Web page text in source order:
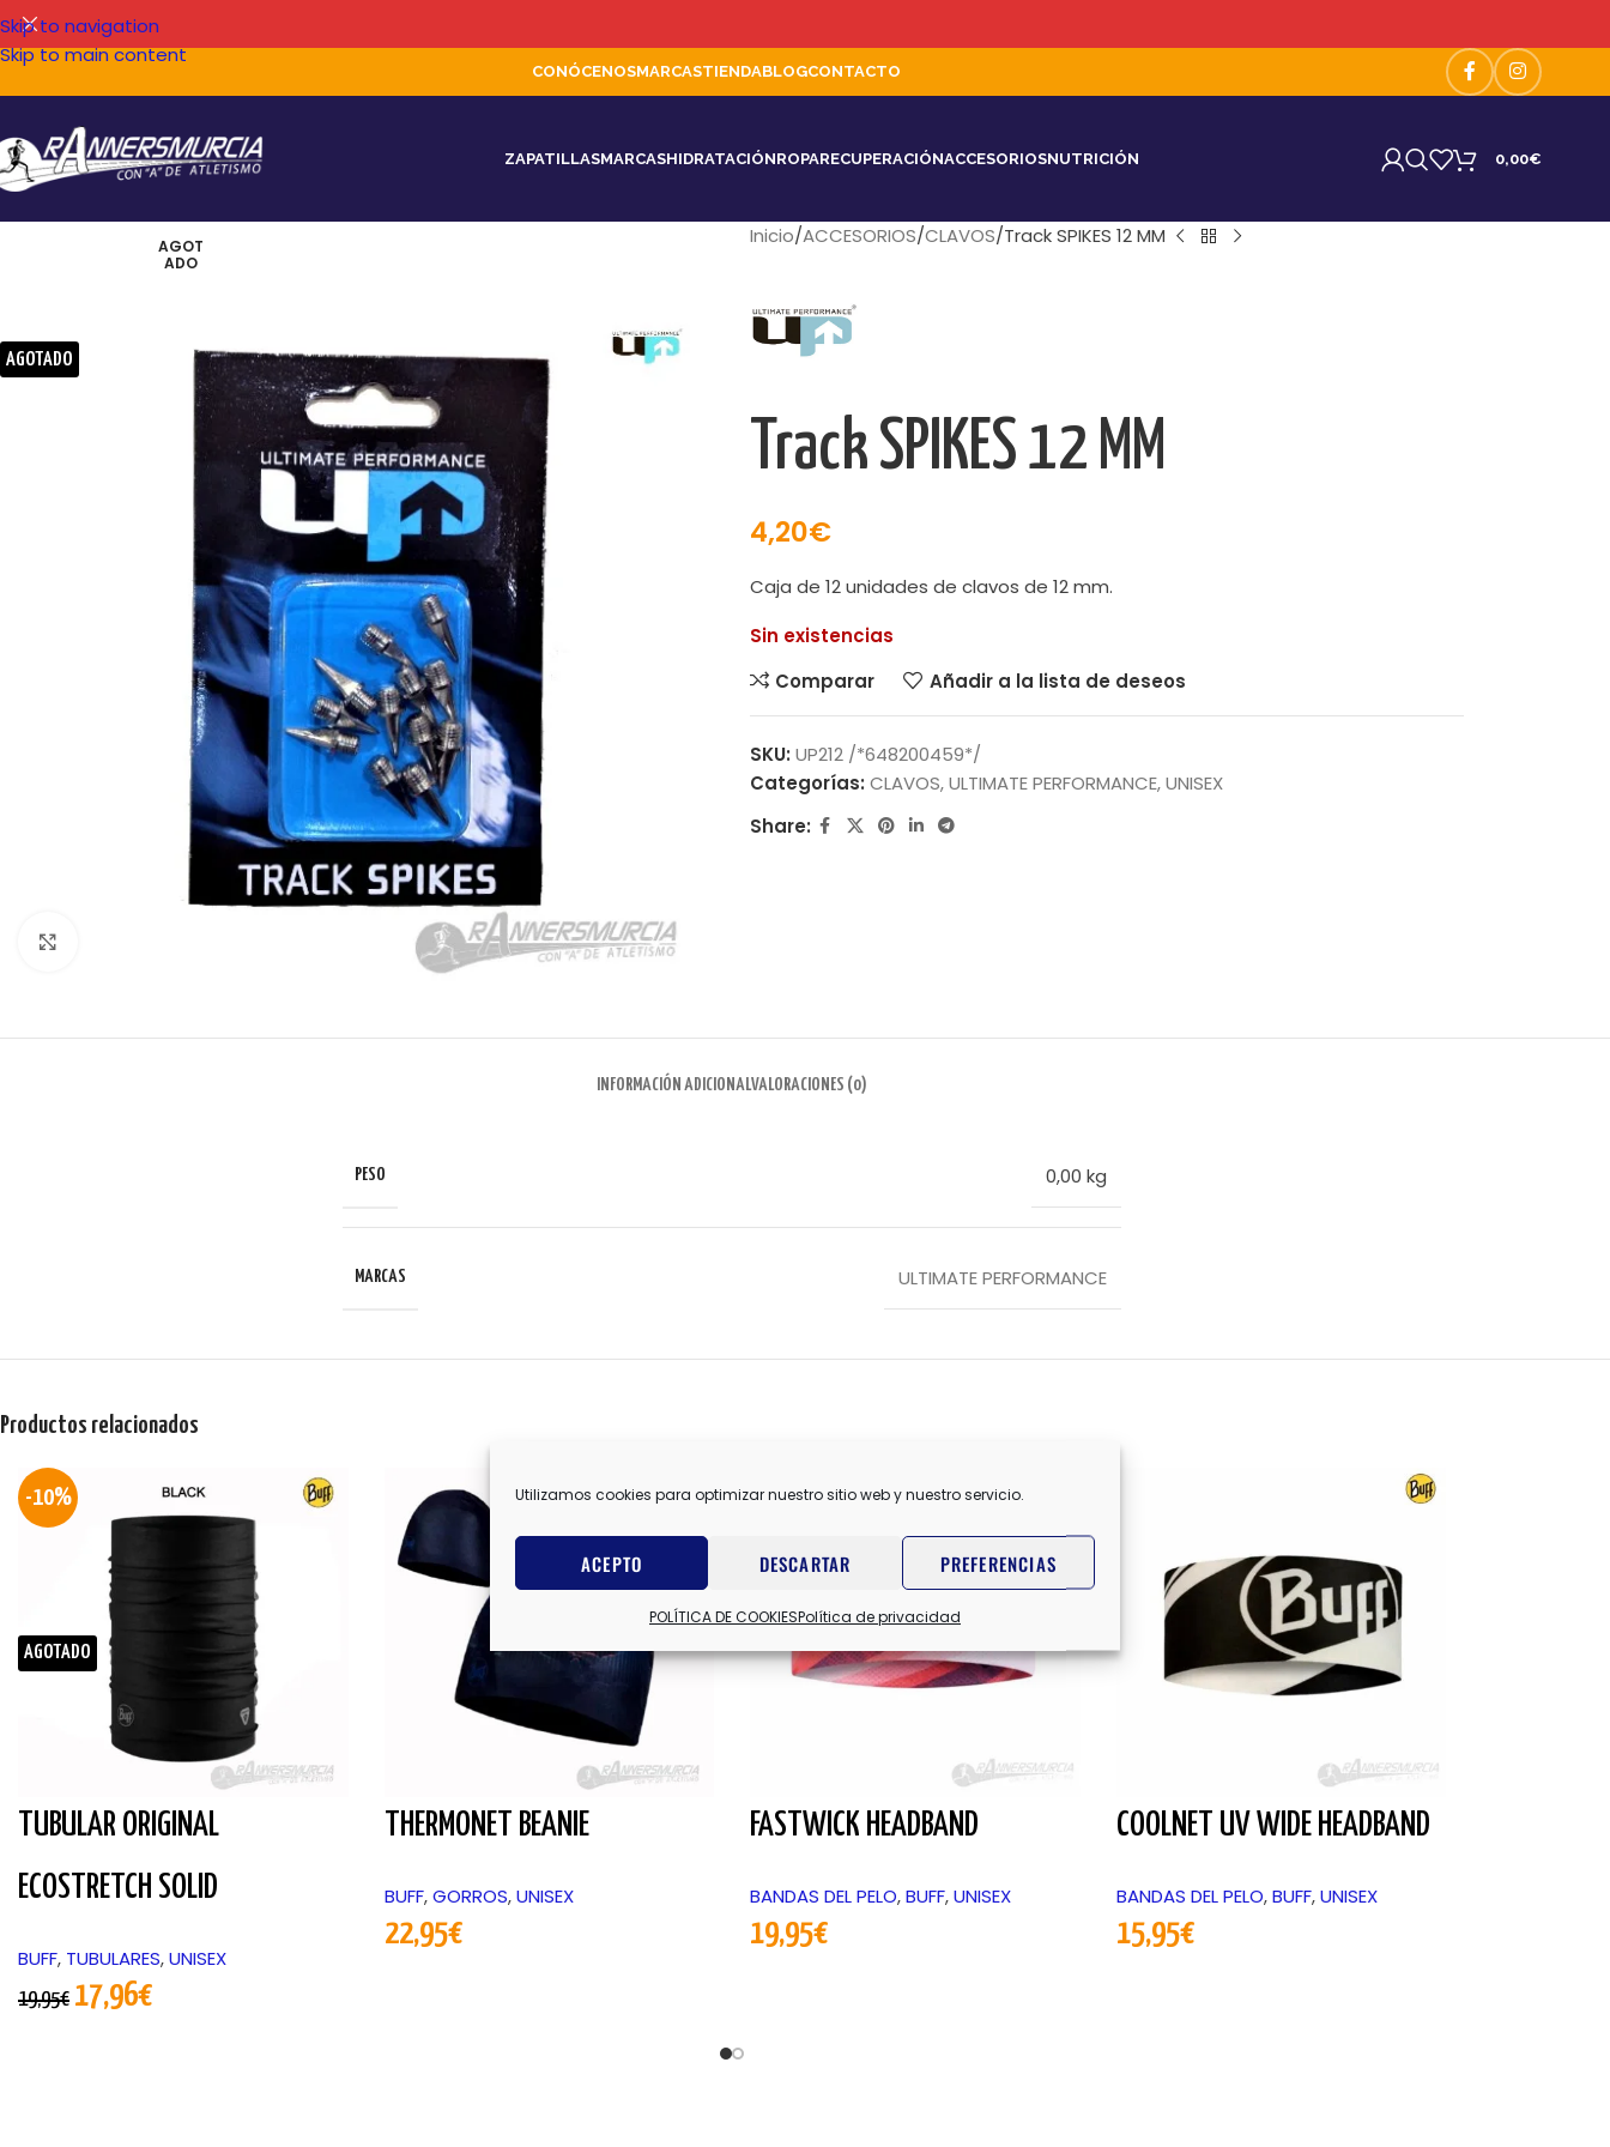
Utilizamos cookies para optimizar nuestro sitio web y nuestro servicio.
ACEPTO DESCARTAR PREFERENCIAS
POLÍTICA DE COOKIESPolítica de privacidad
Skip to navigation
Skip to main content
CONÓCENOSMARCASTIENDABLOGCONTACTO
ZAPATILLASMARCASHIDRATACIÓNROPARECUPERACIÓNACCESORIOSNUTRICIÓN 0,00€
AGOT
ADO
AGOTADO
Inicio ACCESORIOS CLAVOS Track SPIKES 12 MM
Track SPIKES 12 MM
4,20€
Caja de 12 unidades de clavos de 12 mm.
Sin existencias
Comparar
Añadir a la lista de deseos
SKU: UP212 /*648200459*/
Categorías: CLAVOS,ULTIMATE PERFORMANCE,UNISEX
Share:
INFORMACIÓN ADICIONALVALORACIONES (0)
PESO 0,00 kg
MARCAS ULTIMATE PERFORMANCE
Productos relacionados
-10%
AGOTADO
TUBULAR ORIGINAL
ECOSTRETCH SOLID
BUFF, TUBULARES,UNISEX
19,95€ 17,96€
THERMONET BEANIE
BUFF, GORROS, UNISEX
22,95€
AGOTADO
FASTWICK HEADBAND
BANDAS DEL PELO,BUFF,UNISEX
19,95€
COOLNET UV WIDE HEADBAND
BANDAS DEL PELO, BUFF, UNISEX
15,95€